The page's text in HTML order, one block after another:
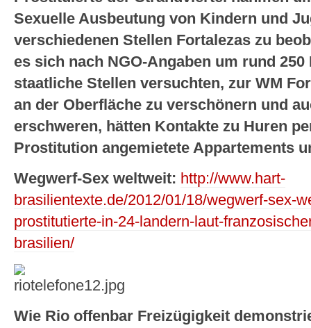
Sexuelle Ausbeutung von Kindern und
verschiedenen Stellen Fortalezas zu
es sich nach NGO-Angaben um rund 250
staatliche Stellen versuchten, zur WM
an der Oberfläche zu verschönern und
erschweren, hätten Kontakte zu Huren
Prostitution angemietete Appartements
Wegwerf-Sex weltweit: http://www.hart-
brasilientexte.de/2012/01/18/wegwerf-sex-
prostitutierte-in-24-landern-laut-
brasilien/
Wie Rio offenbar Freizügigkeit